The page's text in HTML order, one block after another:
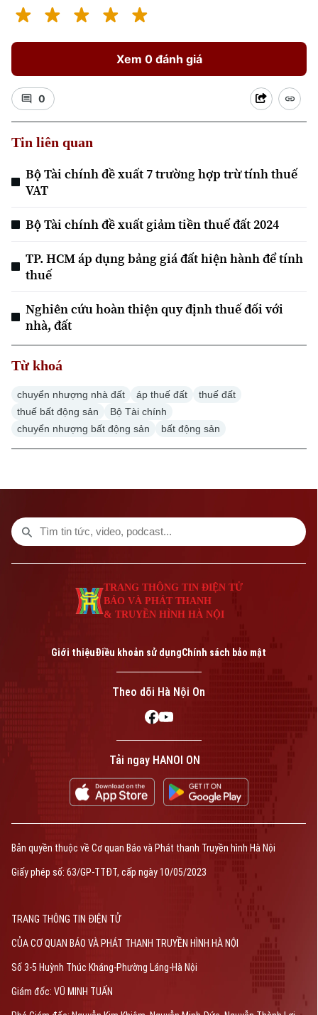
Tư vấn sức khỏe
Quần vợt
Tin tức
Điện ảnh
Thời trang
Đã phát sóng
Liên hệ đường dây nóng (bấm để gọi)
Bản quyền thuộc về Cơ quan Báo và Phát thanh Truyền hình Hà Nội Giấy
phép số: Số 63/GP-TTDT, cấp ngày 10/05/2023
Số 3-5 Huỳnh Thúc Kháng-Phường Láng-Hà Nội
Giám đốc: VŨ MINH TUẤN
Phó Giám đốc: Nguyễn Kim Khiêm, Nguyễn Minh Đức, Nguyễn Thành Lợi
Xem 0 đánh giá
0
Tin liên quan
Bộ Tài chính đề xuất 7 trường hợp trừ tính thuế
VAT
Bộ Tài chính đề xuất giảm tiền thuế đất 2024
TP. HCM áp dụng bảng giá đất hiện hành để tính
thuế
Nghiên cứu hoàn thiện quy định thuế đối với
nhà, đất
Từ khoá
chuyển nhượng nhà đất áp thuế đất
thuế đất
thuế bất động sản
Bộ Tài chính
chuyển nhượng bất động sản
bất động sản
TRANG THÔNG TIN ĐIỆN TỬ
BÁO VÀ PHÁT THANH
& TRUYỀN HÌNH HÀ NỘI
Giới thiệuĐiều khoản sử dụngChính sách bảo mật
Theo dõi Hà Nội On
Tải ngay HANOI ON
Bản quyền thuộc về Cơ quan Báo và Phát thanh Truyền hình Hà Nội
Giấy phép số: 63/GP-TTĐT, cấp ngày 10/05/2023
TRANG THÔNG TIN ĐIỆN TỬ
CỦA CƠ QUAN BÁO VÀ PHÁT THANH TRUYỀN HÌNH HÀ NỘI
Số 3-5 Huỳnh Thúc Kháng-Phường Láng-Hà Nội
Giám đốc: VŨ MINH TUẤN